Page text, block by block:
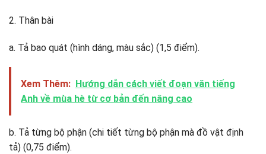
2. Thân bài
a. Tả bao quát (hình dáng, màu sắc) (1,5 điểm).
Xem Thêm: Hướng dẫn cách viết đoạn văn tiếng
Anh về mùa hè từ cơ bản đến nâng cao
b. Tả từng bộ phận (chi tiết từng bộ phận mà đồ vật định
tả) (0,75 điểm).